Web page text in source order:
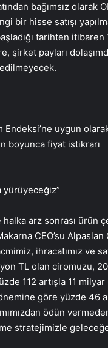
bağımsız olarak
bir hisse satışı
tarihten itibaren
şirket payları
Endeksi’ne uygun
boyunca fiyat istikrarı
halka arz sonrası ürün
CEO’su Alpaslan
ihracatımız ve
TL olan ciromuzu,
112 artışla 11 milyar
göre yüzde 46
ödün
stratejimizle